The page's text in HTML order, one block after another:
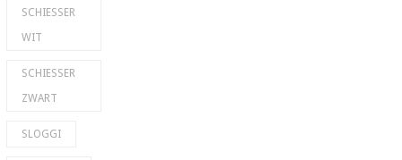
SCHIESSER
WIT
SCHIESSER
ZWART
SLOGGI